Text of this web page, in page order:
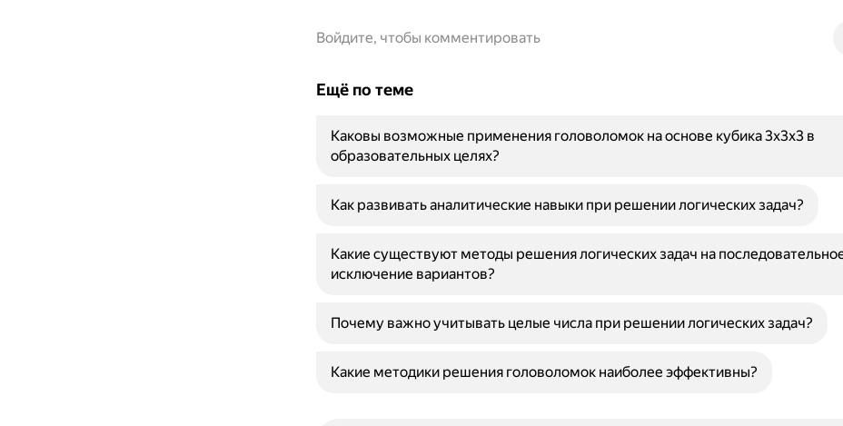
Войдите, чтобы комментировать
Ещё по теме
Каковы возможные применения головоломок на основе кубика 3x3x3 в
образовательных целях?
Как развивать аналитические навыки при решении логических задач?
Какие существуют методы решения логических задач на
исключение вариантов?
Почему важно учитывать целые числа при решении логических задач?
Какие методики решения головоломок наиболее эффективны?